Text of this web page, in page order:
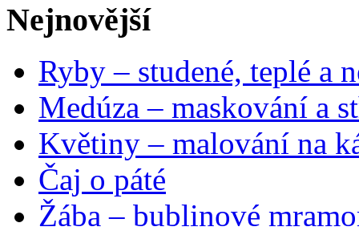
Nejnovější
Ryby – studené, teplé a
Medúza – maskování a
Květiny – malování na
Čaj o páté
Žába – bublinové